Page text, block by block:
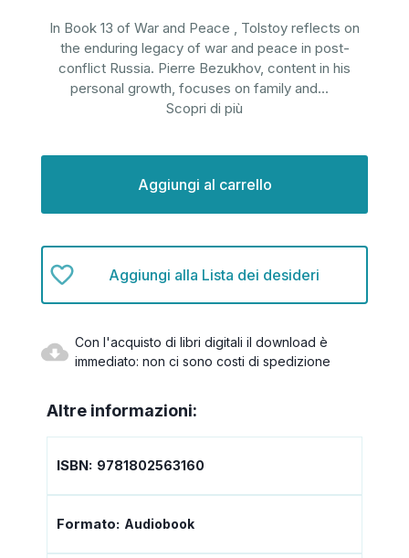
In Book 13 of War and Peace , Tolstoy reflects on
the enduring legacy of war and peace in post-
conflict Russia. Pierre Bezukhov, content in his
personal growth, focuses on family and...
Scopri di più
Aggiungi alla Lista dei desideri
Con l'acquisto di libri digitali il download è
immediato: non ci sono costi di spedizione
Altre informazioni:
ISBN: 9781802563160
Formato: Audiobook